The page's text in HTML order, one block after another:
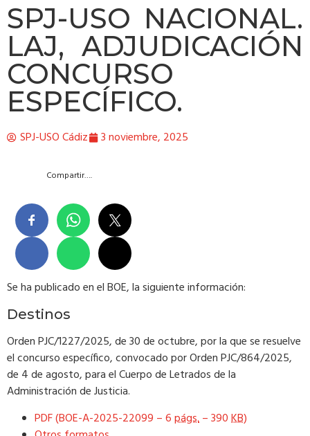
SPJ-USO NACIONAL.
LAJ, ADJUDICACIÓN
CONCURSO
ESPECÍFICO.
SPJ-USO Cádiz 3 noviembre, 2025
Compartir….
Se ha publicado en el BOE, la siguiente información:
Destinos
Orden PJC/1227/2025, de 30 de octubre, por la que se resuelve
el concurso específico, convocado por Orden PJC/864/2025,
de 4 de agosto, para el Cuerpo de Letrados de la
Administración de Justicia.
PDF (BOE-A-2025-22099 – 6págs.– 390KB)